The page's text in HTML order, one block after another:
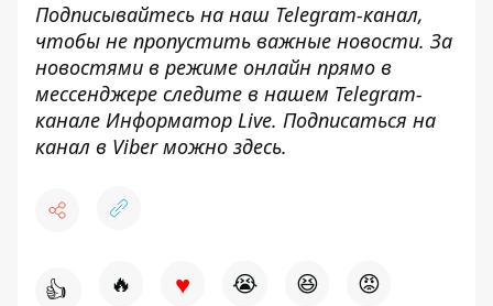
Подписывайтесь на наш Telegram-канал,
чтобы не пропустить важные новости. За
новостями в режиме онлайн прямо в
мессенджере следите в нашем Telegram-
канале Информатор Live. Подписаться на
канал в Viber можно здесь.
👍 🔥 ♥ 😭 😆 😡